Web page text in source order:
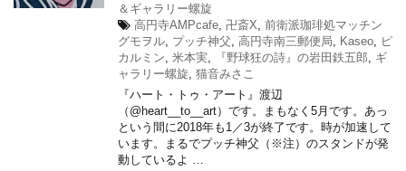
＆ギャラリー螺旋
高円寺AMPcafe 卍斎X 前衛派珈琲処マッチン
グモヲル プッチ神父 高円寺南三郵便局 Kaseo
ピ
カルミン 米本実 『野球狂の詩』の岩田鉄五郎
ギ
ャラリー螺旋 猫音みさこ
『ハート・トゥ・アート』渡辺
（@heart__to__art）です。まもなく5月です。あっ
という間に2018年も1／3が終了です。時が加速して
います。まるでプッチ神父（※注）のスタンドが発
動しているよ …